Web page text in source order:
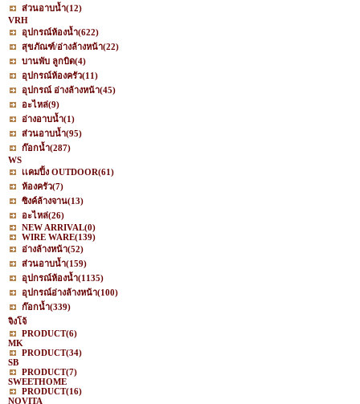
ส่วนอาบน้ำ(12)
VRH
อุปกรณ์ห้องน้ำ(622)
สุขภัณฑ์/อ่างล้างหน้า(22)
บานพับ ลูกบิด(4)
อุปกรณ์ห้องครัว(11)
อุปกรณ์ อ่างล้างหน้า(45)
อะไหล่(9)
อ่างอาบน้ำ(1)
ส่วนอาบน้ำ(95)
ก๊อกน้ำ(287)
WS
เเคมปิ้ง OUTDOOR(61)
ห้องครัว(7)
ซิงค์ล้างจาน(13)
อะไหล่(26)
NEW ARRIVAL(0)
WIRE WARE(139)
อ่างล้างหน้า(52)
ส่วนอาบน้ำ(159)
อุปกรณ์ห้องน้ำ(1135)
อุปกรณ์อ่างล้างหน้า(100)
ก๊อกน้ำ(339)
จิงโจ้
PRODUCT(6)
MK
PRODUCT(34)
SB
PRODUCT(7)
SWEETHOME
PRODUCT(16)
NOVITA